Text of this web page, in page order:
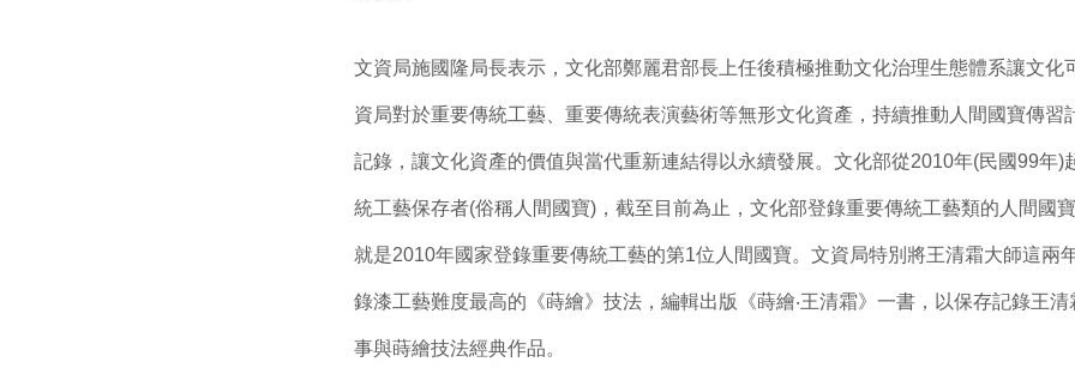
文資局施國隆局長表示，文化部鄭麗君部長上任後積極推動文化治理生態體系讓文化
資局對於重要傳統工藝、重要傳統表演藝術等無形文化資產，持續推動人間國寶傳習
記錄，讓文化資產的價值與當代重新連結得以永續發展。文化部從2010年(民國99年)
統工藝保存者(俗稱人間國寶)，截至目前為止，文化部登錄重要傳統工藝類的人間國
就是2010年國家登錄重要傳統工藝的第1位人間國寶。文資局特別將王清霜大師這兩
錄漆工藝難度最高的《蒔繪》技法，編輯出版《蒔繪‧王清霜》一書，以保存記錄王
事與蒔繪技法經典作品。